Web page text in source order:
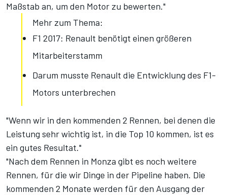
Maßstab an, um den Motor zu bewerten."
Mehr zum Thema:
F1 2017: Renault benötigt einen größeren
Mitarbeiterstamm
Darum musste Renault die Entwicklung des F1-
Motors unterbrechen
"Wenn wir in den kommenden 2 Rennen, bei denen die
Leistung sehr wichtig ist, in die Top 10 kommen, ist es
ein gutes Resultat."
"Nach dem Rennen in Monza gibt es noch weitere
Rennen, für die wir Dinge in der Pipeline haben. Die
kommenden 2 Monate werden für den Ausgang der